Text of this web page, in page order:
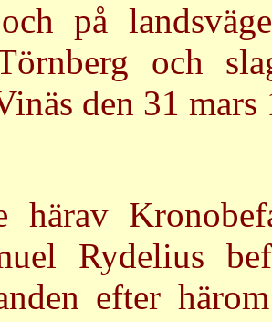
på
och
den 31 mars
Rydelius
efter